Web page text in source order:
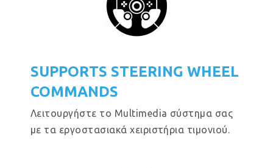
SUPPORTS STEERING WHEEL
COMMANDS
Λειτουργήστε το Multimedia σύστημα σας
με τα εργοστασιακά χειριστήρια τιμονιού.